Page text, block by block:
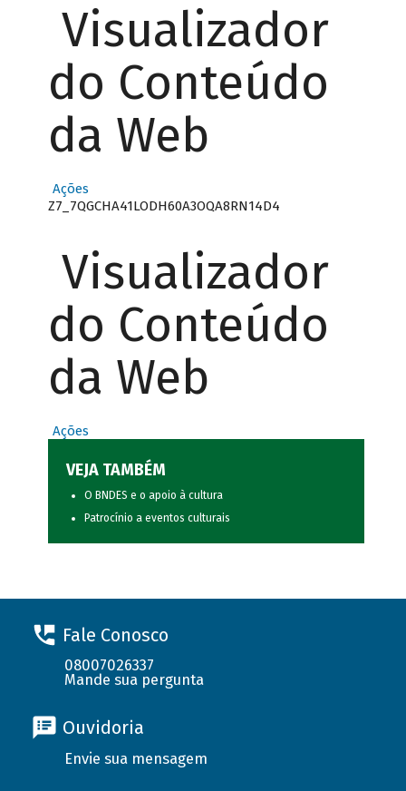
Visualizador
do Conteúdo
da Web
Ações
Z7_7QGCHA41LODH60A3OQA8RN14D4
Visualizador
do Conteúdo
da Web
Ações
VEJA TAMBÉM
O BNDES e o apoio à cultura
Patrocínio a eventos culturais
Fale Conosco
08007026337
Mande sua pergunta
Ouvidoria
Envie sua mensagem